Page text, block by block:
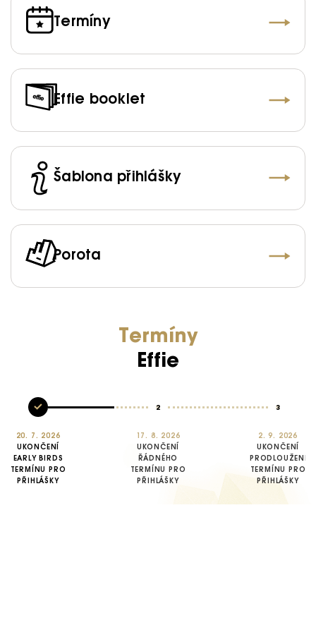
Termíny
Effie booklet
Šablona přihlášky
Porota
Termíny
Effie
20. 7. 2026
UKONČENÍ
EARLY BIRDS
TERMÍNU PRO
PŘIHLÁŠKY
2
17. 8. 2026
UKONČENÍ
ŘÁDNÉHO
TERMÍNU PRO
PŘIHLÁŠKY
3
2. 9. 2026
UKONČENÍ
TERMÍNU PRO
PŘIHLÁŠKY